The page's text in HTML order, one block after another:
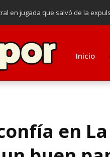
en jugada que salvó de la
de clasificar a octavos de
como su nuevo entrenador
Inicio
en